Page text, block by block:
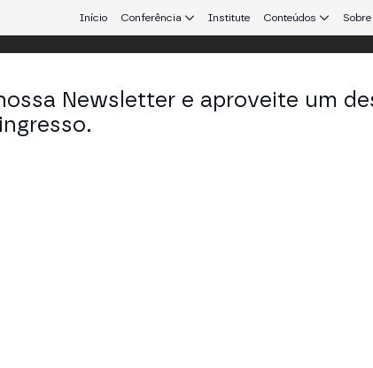
Início Conferência Institute Conteúdos Sobre
Europa e América Latina.
Newsletter e aproveite um